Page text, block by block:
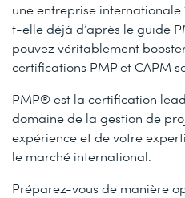
une entreprise
t-elle déjà d’après le guide
pouvez véritablement
certifications PMP et CAPM
PMP® est la certification
domaine de la gestion de
expérience et de votre
le marché international.
Préparez-vous de manière